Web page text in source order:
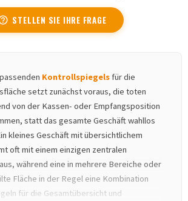
STELLEN SIE IHRE FRAGE
Kontrollspiegelsfür die
setzt zunächst voraus, die toten
von der Kassen- oder Empfangsposition
statt das gesamte Geschäft wahllos
kleines Geschäft mit übersichtlichem
oft mit einem einzigen zentralen
während eine in mehrere Bereiche oder
Fläche in der Regel eine Kombination
für die Gesamtübersicht und